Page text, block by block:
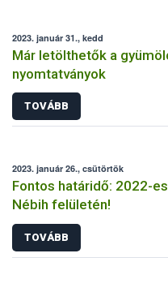
2023. január 31., kedd
Már letölthetők a
nyomtatványok
TOVÁBB
2023. január 26., csütörtök
Fontos határidő: 2022-
Nébih felületén!
TOVÁBB